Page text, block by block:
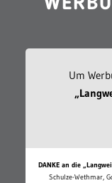
Um
DANKE an die
Schulze-Wethmar,